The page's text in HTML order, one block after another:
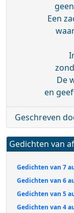
Een
De
en
Geschreven
Gedichten van
Gedichten van 7
Gedichten van 6
Gedichten van 5
Gedichten van 4